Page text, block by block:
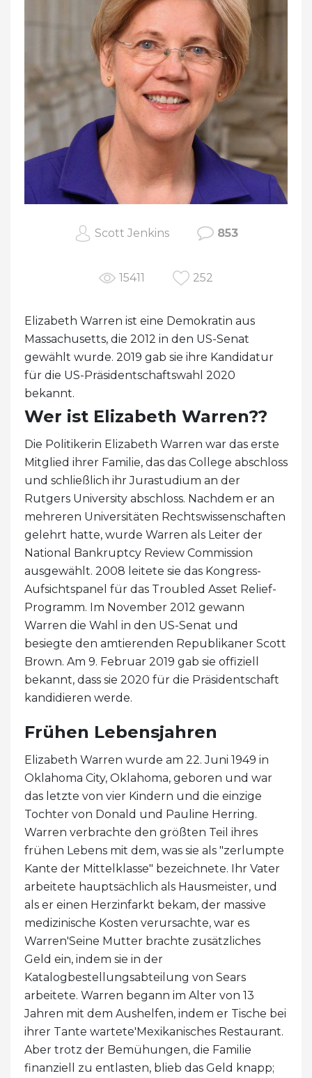
Scott Jenkins 853
15411 252
Elizabeth Warren ist eine Demokratin aus
Massachusetts, die 2012 in den US-Senat
gewählt wurde. 2019 gab sie ihre Kandidatur
für die US-Präsidentschaftswahl 2020
bekannt.
Wer ist Elizabeth Warren??
Die Politikerin Elizabeth Warren war das erste
Mitglied ihrer Familie, das das College abschloss
und schließlich ihr Jurastudium an der
Rutgers University abschloss. Nachdem er an
mehreren Universitäten Rechtswissenschaften
gelehrt hatte, wurde Warren als Leiter der
National Bankruptcy Review Commission
ausgewählt. 2008 leitete sie das Kongress-
Aufsichtspanel für das Troubled Asset Relief-
Programm. Im November 2012 gewann
Warren die Wahl in den US-Senat und
besiegte den amtierenden Republikaner Scott
Brown. Am 9. Februar 2019 gab sie offiziell
bekannt, dass sie 2020 für die Präsidentschaft
kandidieren werde.
Frühen Lebensjahren
Elizabeth Warren wurde am 22. Juni 1949 in
Oklahoma City, Oklahoma, geboren und war
das letzte von vier Kindern und die einzige
Tochter von Donald und Pauline Herring.
Warren verbrachte den größten Teil ihres
frühen Lebens mit dem, was sie als "zerlumpte
Kante der Mittelklasse" bezeichnete. Ihr Vater
arbeitete hauptsächlich als Hausmeister, und
als er einen Herzinfarkt bekam, der massive
medizinische Kosten verursachte, war es
Warren'Seine Mutter brachte zusätzliches
Geld ein, indem sie in der
Katalogbestellungsabteilung von Sears
arbeitete. Warren begann im Alter von 13
Jahren mit dem Aushelfen, indem er Tische bei
ihrer Tante wartete'Mexikanisches Restaurant.
Aber trotz der Bemühungen, die Familie
finanziell zu entlasten, blieb das Geld knapp;